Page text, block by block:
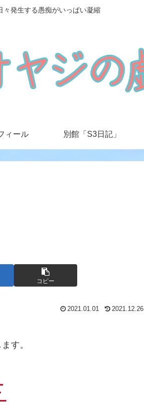
々発生する愚痴がいっぱい凝縮
ィール 別館「S3日記」
コピー
2021.01.01 2021.12.26
す。